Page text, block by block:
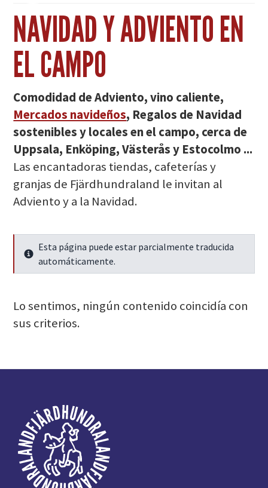
NAVIDAD Y ADVIENTO EN
EL CAMPO
Comodidad de Adviento, vino caliente,
Mercados navideños, Regalos de Navidad
sostenibles y locales en el campo, cerca de
Uppsala, Enköping, Västerås y Estocolmo ...
Las encantadoras tiendas, cafeterías y
granjas de Fjärdhundraland le invitan al
Adviento y a la Navidad.
Seguir leyendo
Esta página puede estar parcialmente traducida
automáticamente.
Lo sentimos, ningún contenido coincidía con
sus criterios.
página